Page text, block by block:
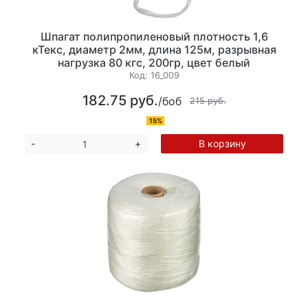
Шпагат полипропиленовый плотность 1,6
кТекс, диаметр 2мм, длина 125м, разрывная
нагрузка 80 кгс, 200гр, цвет белый
Код: 16_009
182.75 руб./боб 215 руб.
15%
- + В корзину